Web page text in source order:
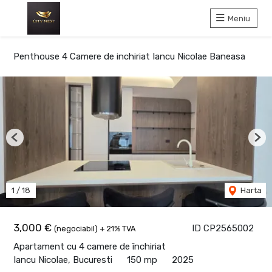
Meniu
Penthouse 4 Camere de inchiriat Iancu Nicolae Baneasa
ID CP2565002
3,000 € (negociabil) + 21% TVA
Apartament cu 4 camere de închiriat
Iancu Nicolae, Bucuresti
150 mp 2025
1 / 18 Harta
Previous